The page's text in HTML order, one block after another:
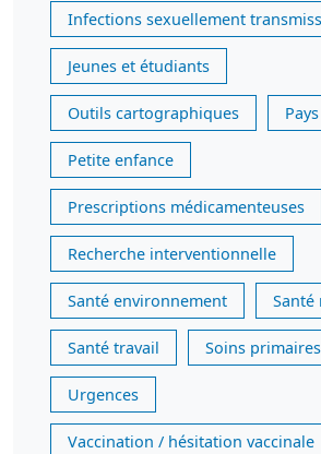
Infections sexuellement
Jeunes et étudiants
Outils cartographiques
Petite enfance
Prescriptions médicamenteuses
Recherche interventionnelle
Santé environnement Santé
Santé travail Soins primaires
Urgences
Vaccination / hésitation vaccinale